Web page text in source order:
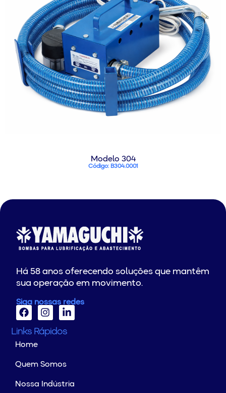
Modelo 304
Código: B304.0001
Há 58 anos oferecendo soluções que mantêm
sua operação em movimento.
Siga nossas redes
Links Rápidos
Home
Quem Somos
Nossa Indústria